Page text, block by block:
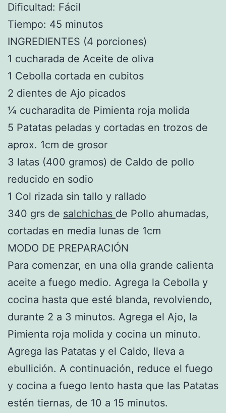
Dificultad: Fácil
Tiempo: 45 minutos
INGREDIENTES (4 porciones)
1 cucharada de Aceite de oliva
1 Cebolla cortada en cubitos
2 dientes de Ajo picados
¼ cucharadita de Pimienta roja molida
5 Patatas peladas y cortadas en trozos de
aprox. 1cm de grosor
3 latas (400 gramos) de Caldo de pollo
reducido en sodio
1 Col rizada sin tallo y rallado
340 grs de salchichas de Pollo ahumadas,
cortadas en media lunas de 1cm
MODO DE PREPARACIÓN
Para comenzar, en una olla grande calienta
aceite a fuego medio. Agrega la Cebolla y
cocina hasta que esté blanda, revolviendo,
durante 2 a 3 minutos. Agrega el Ajo, la
Pimienta roja molida y cocina un minuto.
Agrega las Patatas y el Caldo, lleva a
ebullición. A continuación, reduce el fuego
y cocina a fuego lento hasta que las Patatas
estén tiernas, de 10 a 15 minutos.